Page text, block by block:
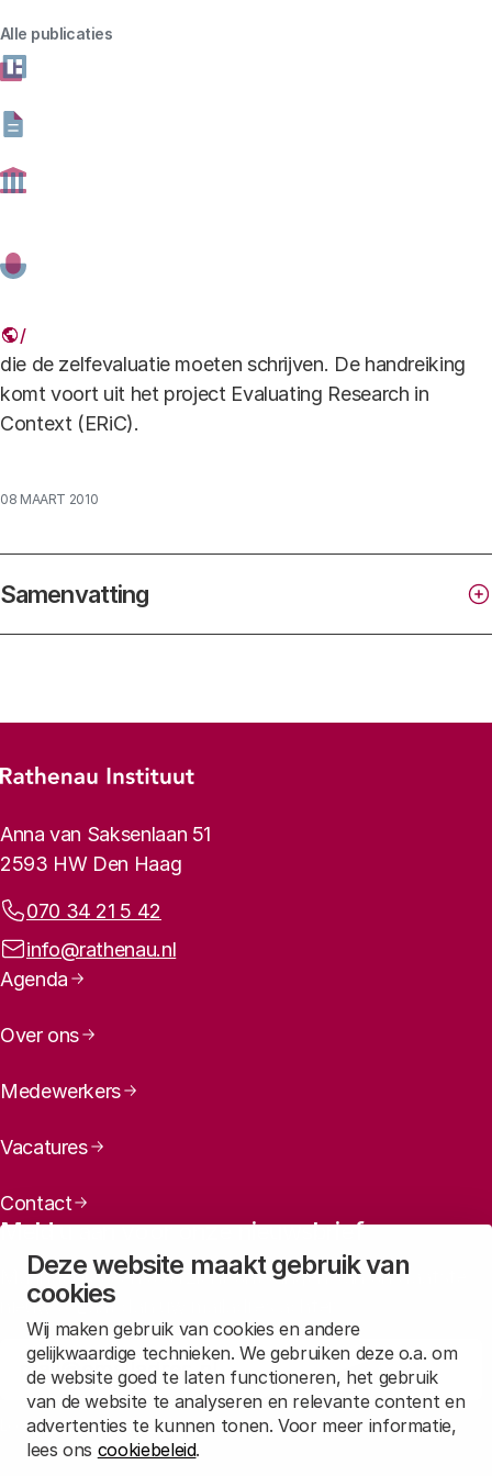
Deze website maakt gebruik van
cookies
Wij maken gebruik van cookies en andere
gelijkwaardige technieken. We gebruiken deze o.a. om
de website goed te laten functioneren, het gebruik
van de website te analyseren en relevante content en
advertenties te kunnen tonen. Voor meer informatie,
lees ons cookiebeleid.
Alle publicaties
Rapport
bestand type
pdf -
rode achtergrond.jpg
BKO 2009-2015 en SEP 2009-2015. Zij is in eerste
onderzoeksvisitaties moeten organiseren en diegenen
die de zelfevaluatie moeten schrijven. De handreiking
komt voort uit het project Evaluating Research in
Context (ERiC).
08 MAART 2010
Samenvatting
Zichtbaar maken van maatschappelijke
relevantie van kennis
Footer-menu
Rathenau logo, naar de homepage
Contactinformatie
Anna van Saksenlaan 51
2593 HW Den Haag
Telefoonnummer:
070 34 21 5 42
E-mailadres:
info@rathenau.nl
Paginanavigatie
Agenda
Over ons
Medewerkers
Vacatures
Contact
Meld u aan voor onze nieuwsbrief
Maandelijks een overzicht ontvangen van ons laatste
nieuws? Laat dan uw mailadres achter.
Aanmelden
Lees inonze privacyverklaringhoe wij deze gegevens verwerken.